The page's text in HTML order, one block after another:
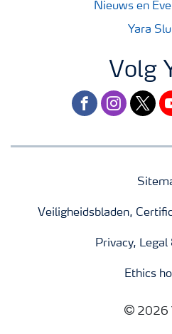
Nieuws en
Yara
Volg
facebookinstagram
twitter
Veiligheidsbladen,
Privacy, Legal
Ethics
2026